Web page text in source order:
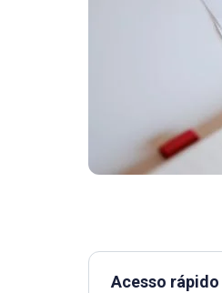
Acesso rápido